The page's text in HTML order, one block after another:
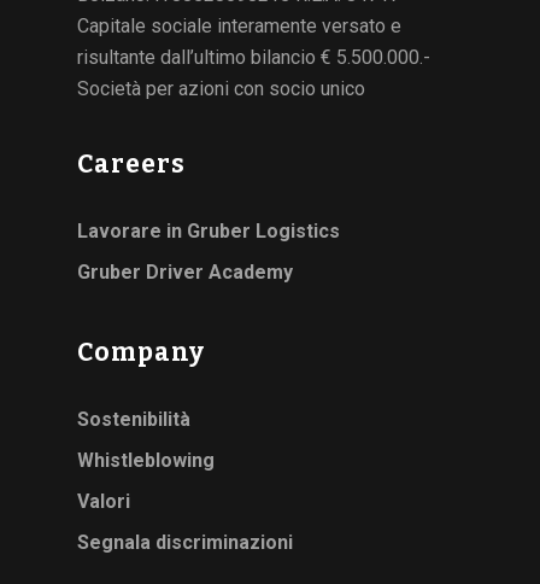
Capitale sociale interamente versato e
risultante dall’ultimo bilancio € 5.500.000.-
Società per azioni con socio unico
Careers
Lavorare in Gruber Logistics
Gruber Driver Academy
Company
Sostenibilità
Whistleblowing
Valori
Segnala discriminazioni